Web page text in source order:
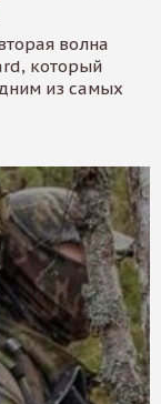
волна
который
из самых